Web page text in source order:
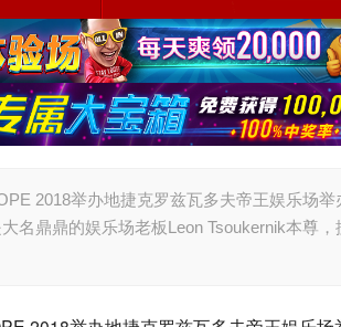
2018举办地捷克罗兹瓦多夫帝王娱乐场
名鼎鼎的娱乐场老板Leon Tsoukernik本尊